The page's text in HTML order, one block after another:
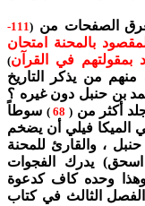
الصفحات من (
111-
بالمحنة امتحان
بمقولتهم في القرآن)
من يذكر التاريخ
بن حنبل دون غيره ؟
أكثر من(
68
) سوطاً
الميكا فيلي أن يضخم
، والقارئ للمحنة
يدرك الفجوات
وهذا وحده كاف كدعوة
الثالث في كتاب